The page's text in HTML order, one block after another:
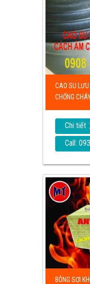
CAO SU
CHỐNG
Chi tiết
Call:
BÔNG SỢI